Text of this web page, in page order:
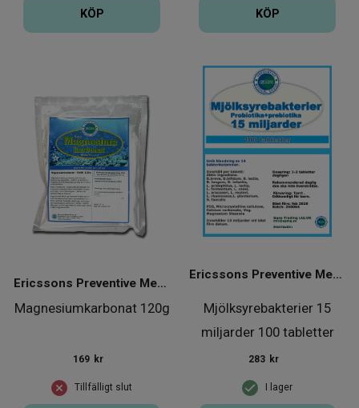
KÖP KÖP
Magnesiumkarbonat 120g
Ericssons Preventive Medical Group
Tillfälligt slut
169 kr
Mjölksyrebakterier 15
miljarder 100 tabletter
Ericssons Preventive Medical Group
I lager
283 kr